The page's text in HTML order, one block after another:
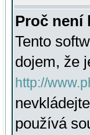
Proč není
Tento
dojem, že
http://
používá